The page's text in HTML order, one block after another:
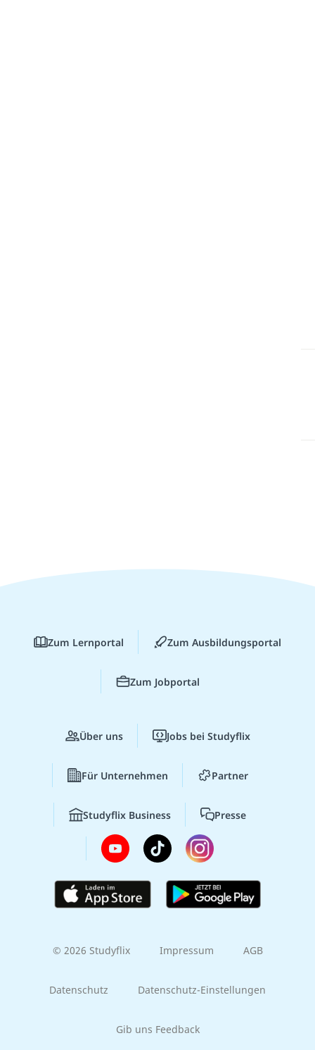
Zum Lernportal Zum Ausbildungsportal
Zum Jobportal
Über uns Jobs bei Studyflix
Für Unternehmen Partner
Studyflix Business Presse
© 2026 Studyflix Impressum AGB
Datenschutz Datenschutz-Einstellungen
Gib uns Feedback